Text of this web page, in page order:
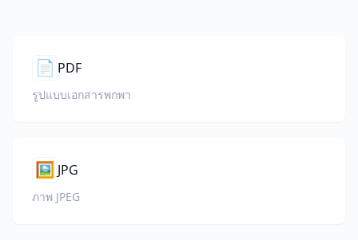
📄 PDF
รูปแบบเอกสารพกพา
🖼️ JPG
ภาพ JPEG